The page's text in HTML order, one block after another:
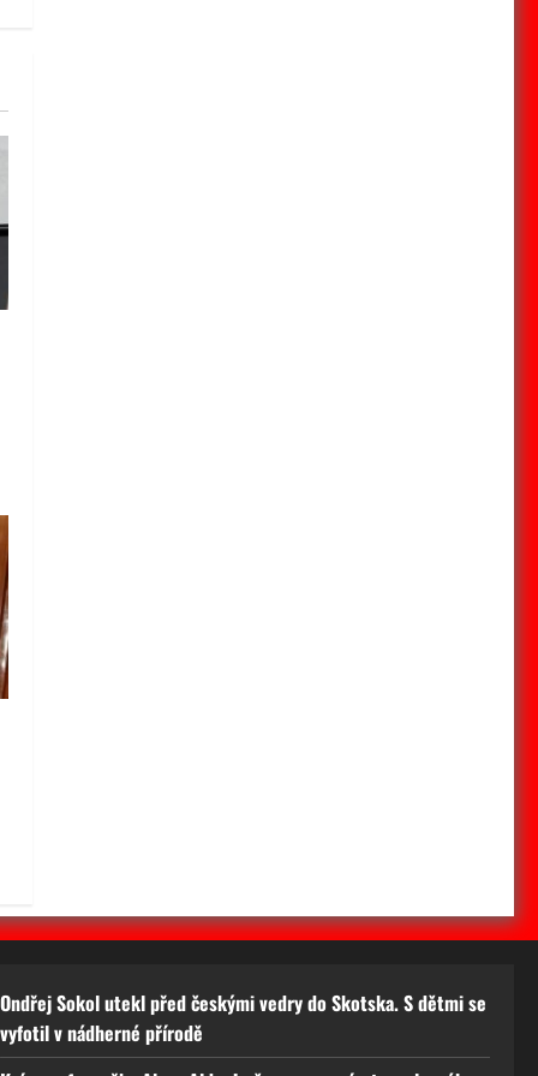
Ondřej Sokol utekl před českými vedry do Skotska. S dětmi se
vyfotil v nádherné přírodě